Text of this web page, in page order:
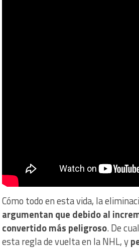
Cómo todo en esta vida, la
argumentan que debido al
convertido más peligroso. De
esta regla de vuelta en la NHL, y